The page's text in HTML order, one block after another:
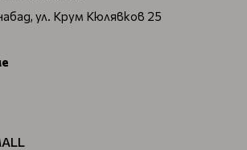
ул. Крум Кюлявков 25